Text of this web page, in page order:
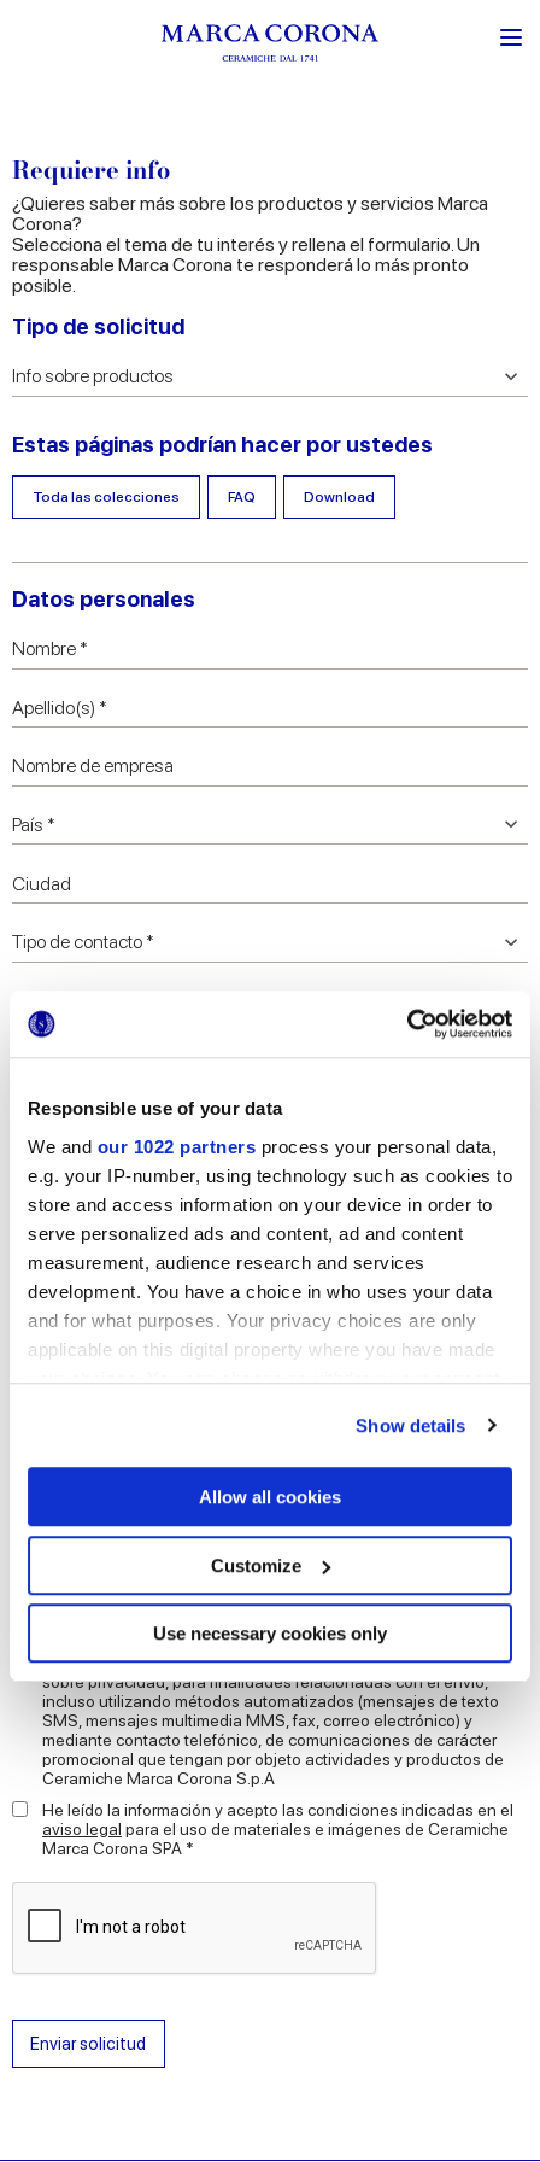
Responsible use of your data
We and our 1022 partners process your personal data,
e.g. your IP-number, using technology such as cookies to
store and access information on your device in order to
serve personalized ads and content, ad and content
measurement, audience research and services
development. You have a choice in who uses your data
and for what purposes. Your privacy choices are only
applicable on this digital property where you have made
your choices. You can change or withdraw your consent
If you allow, we would also like to:
Collect information about your geographical
location which can be accurate to within several
Identify your device by actively scanning it for
specific characteristics (fingerprinting)
Find out more about how your personal data is processed
and set your preferences in thedetails section.
We use cookies to personalise content and ads, to
provide social media features and to analyse our traffic.
We also share information about your use of our site with
our social media, advertising and analytics partners who
may combine it with other information that you’ve
provided to them or that they’ve collected from your use
of their services.
Show details
Allow all cookies
Customize
Use necessary cookies only
Requiere info
¿Quieres saber más sobre los productos y servicios Marca
Corona?
Selecciona el tema de tu interés y rellena el formulario. Un
responsable Marca Corona te responderá lo más pronto
posible.
Tipo de solicitud
Estas páginas podrían hacer por ustedes
Toda las colecciones FAQ Download
Datos personales
Colecciones de interés
Autorizo el tratamiento de mis datos con el fin de dar prosecución
a mi solicitud conforme la letra C) de la notainformativasobre
privacidad. *
AUTORIZO el tratamiento de mis datos personales para las
finalidades de marketing descritas en la letra D) deinformativa
sobre privacidad, para finalidades relacionadas con el envío,
incluso utilizando métodos automatizados (mensajes de texto
SMS, mensajes multimedia MMS, fax, correo electrónico) y
mediante contacto telefónico, de comunicaciones de carácter
promocional que tengan por objeto actividades y productos de
Ceramiche Marca Corona S.p.A
He leído la información y acepto las condiciones indicadas en el
aviso legal para el uso de materiales e imágenes de Ceramiche
Marca Corona SPA *
Enviar solicitud